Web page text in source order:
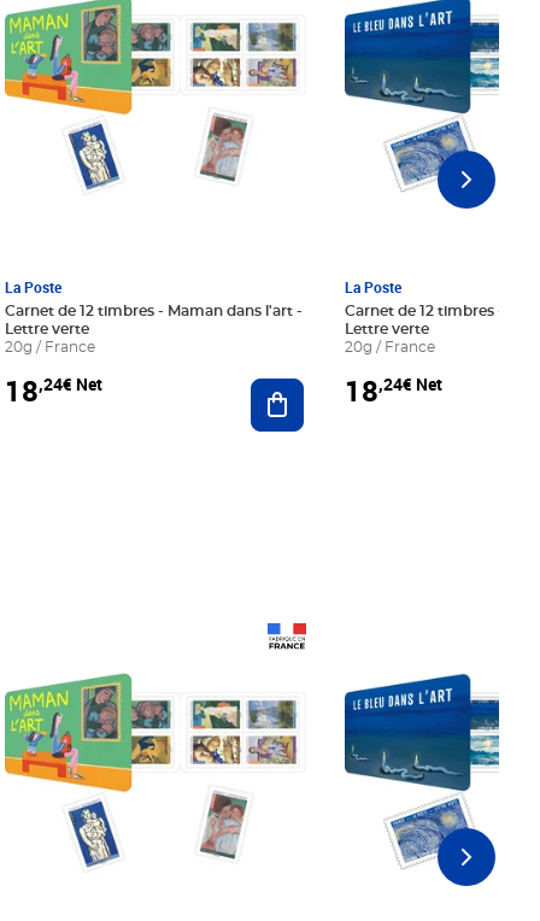
au panier
La Poste
Carnet de 12 timbres - Maman dans l'art -
Lettre verte
20g / France
18,24€ Net Ajouter au panier
La Poste
Carnet de 12 timbres - Le
Lettre verte
20g / France
18,24€ Net